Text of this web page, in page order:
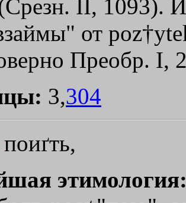
II, 1093).
от
Преобр. I,
3,304
поиґть,